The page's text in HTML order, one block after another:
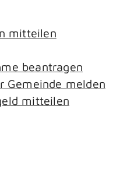
mitteilen
beantragen
Gemeinde melden
mitteilen